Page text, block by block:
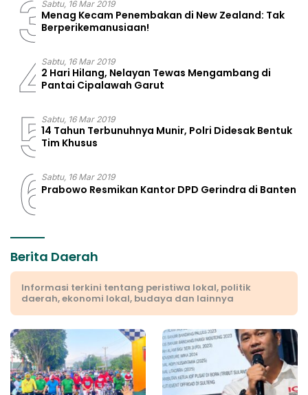
3Sabtu, 16 Mar 2019
Menag Kecam Penembakan di New Zealand: Tak
Berperikemanusiaan!
4Sabtu, 16 Mar 2019
2 Hari Hilang, Nelayan Tewas Mengambang di
Pantai Cipalawah Garut
5Sabtu, 16 Mar 2019
14 Tahun Terbunuhnya Munir, Polri Didesak Bentuk
Tim Khusus
6Sabtu, 16 Mar 2019
Prabowo Resmikan Kantor DPD Gerindra di Banten
Berita Daerah
Informasi terkini tentang peristiwa lokal, politik
daerah, ekonomi lokal, budaya dan lainnya